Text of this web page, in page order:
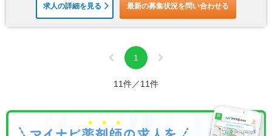
求人の詳細を見る 最新の募集状況を問い合わせる
1
11件／11件